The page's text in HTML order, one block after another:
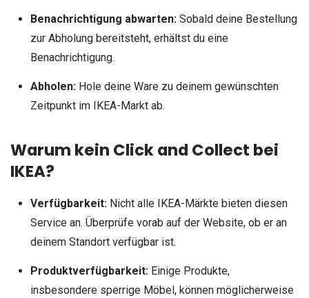
Benachrichtigung abwarten:Sobald deine Bestellung
zur Abholung bereitsteht, erhältst du eine
Benachrichtigung.
Abholen:Hole deine Ware zu deinem gewünschten
Zeitpunkt im IKEA-Markt ab.
Warum kein Click and Collect bei
IKEA?
Verfügbarkeit:Nicht alle IKEA-Märkte bieten diesen
Service an. Überprüfe vorab auf der Website, ob er an
deinem Standort verfügbar ist.
Produktverfügbarkeit:Einige Produkte,
insbesondere sperrige Möbel, können möglicherweise